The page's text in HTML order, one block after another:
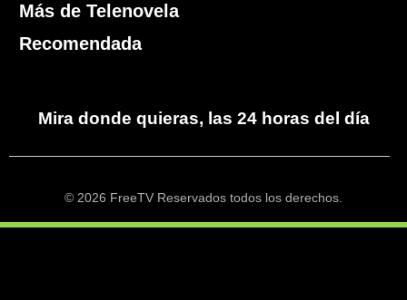
Más de Telenovela
Recomendada
Mira donde quieras, las 24 horas del día
© 2026 FreeTV Reservados todos los derechos.